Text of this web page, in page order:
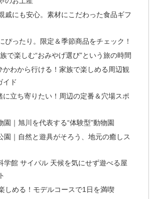
戚にも安心。素材にこだわった食品ギフ
ぴったり。限定＆季節商品をチェック！
で楽しむ“おみやげ選び”という旅の時間
かわから行ける！家族で楽しめる周辺観
イド
に立ち寄りたい！周辺の定番＆穴場スポ
園｜旭川を代表する“体験型”動物園
園｜自然と遊具がそろう、地元の癒しス
学館 サイパル 天候を気にせず遊べる屋
しめる！モデルコースで1日を満喫